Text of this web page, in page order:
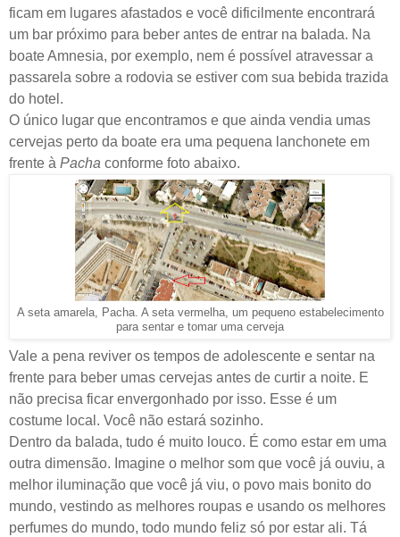
ficam em lugares afastados e você dificilmente encontrará
um bar próximo para beber antes de entrar na balada. Na
boate Amnesia, por exemplo, nem é possível atravessar a
passarela sobre a rodovia se estiver com sua bebida trazida
do hotel.
O único lugar que encontramos e que ainda vendia umas
cervejas perto da boate era uma pequena lanchonete em
frente à Pacha conforme foto abaixo.
A seta amarela, Pacha. A seta vermelha, um pequeno estabelecimento
para sentar e tomar uma cerveja
Vale a pena reviver os tempos de adolescente e sentar na
frente para beber umas cervejas antes de curtir a noite. E
não precisa ficar envergonhado por isso. Esse é um
costume local. Você não estará sozinho.
Dentro da balada, tudo é muito louco. É como estar em uma
outra dimensão. Imagine o melhor som que você já ouviu, a
melhor iluminação que você já viu, o povo mais bonito do
mundo, vestindo as melhores roupas e usando os melhores
perfumes do mundo, todo mundo feliz só por estar ali. Tá